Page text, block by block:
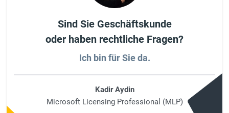
Sind Sie Geschäftskunde
oder haben rechtliche Fragen?
Ich bin für Sie da.
Kadir Aydin
Microsoft Licensing Professional (MLP)